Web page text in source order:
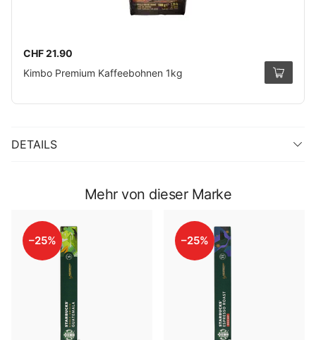
CHF 21.90
Kimbo Premium Kaffeebohnen 1kg
DETAILS
Mehr von dieser Marke
–25% –25%